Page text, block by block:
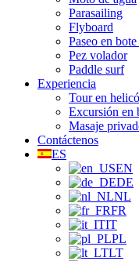
Parasailing
Flyboard
Paseo en
Pez volador
Paddle surf
Experiencia
Tour en
Excursión en
Masaje
Contáctenos
ES
EN
DE
NL
FR
IT
PL
LT